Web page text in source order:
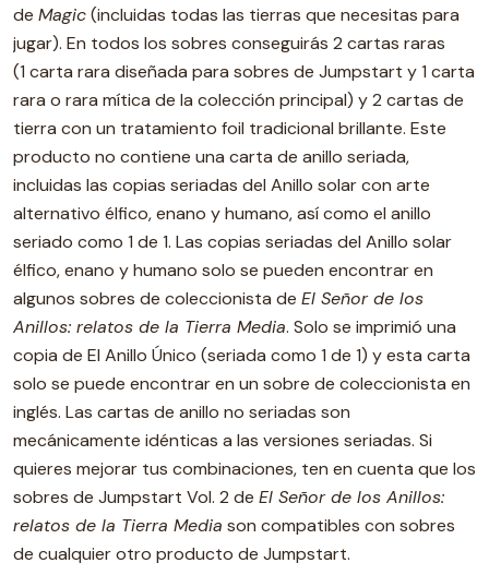
de Magic(incluidas todas las tierras que necesitas para
jugar). En todos los sobres conseguirás 2 cartas raras
(1 carta rara diseñada para sobres de Jumpstart y 1 carta
rara o rara mítica de la colección principal) y 2 cartas de
tierra con un tratamiento foil tradicional brillante. Este
producto no contiene una carta de anillo seriada,
incluidas las copias seriadas del Anillo solar con arte
alternativo élfico, enano y humano, así como el anillo
seriado como 1 de 1. Las copias seriadas del Anillo solar
élfico, enano y humano solo se pueden encontrar en
algunos sobres de coleccionista de El Señor de los
Anillos: relatos de la Tierra Media. Solo se imprimió una
copia de El Anillo Único (seriada como 1 de 1) y esta carta
solo se puede encontrar en un sobre de coleccionista en
inglés. Las cartas de anillo no seriadas son
mecánicamente idénticas a las versiones seriadas. Si
quieres mejorar tus combinaciones, ten en cuenta que los
sobres de Jumpstart Vol. 2 de El Señor de los Anillos:
relatos de la Tierra Media son compatibles con sobres
de cualquier otro producto de Jumpstart.